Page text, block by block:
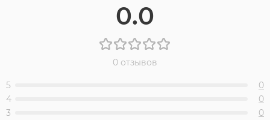
0.0
0 отзывов
5
0
4
0
3
0